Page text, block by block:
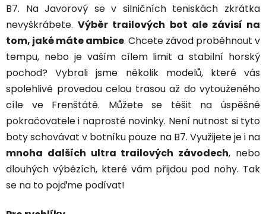
B7. Na Javorový se v silničních teniskách zkrátka
nevyškrábete.Výběr trailových bot ale závisí na
tom, jaké máte ambice. Chcete závod proběhnout v
tempu, nebo je vaším cílem limit a stabilní horský
pochod? Vybrali jsme několik modelů, které vás
spolehlivě provedou celou trasou až do vytouženého
cíle ve Frenštátě. Můžete se těšit na úspěšné
pokračovatele i naprosté novinky. Není nutnost si tyto
boty schovávat v botníku pouze na B7. Využijete je i na
mnoha dalších ultra trailových závodech, nebo
dlouhých výbězích, které vám přijdou pod nohy. Tak
se na to pojďme podívat!